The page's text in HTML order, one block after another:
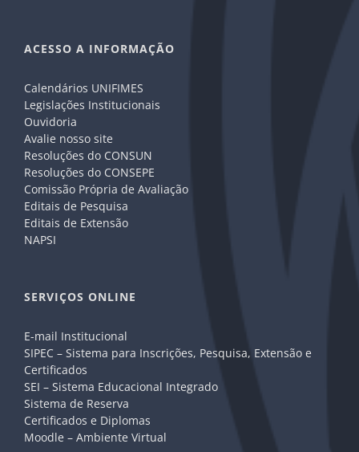
ACESSO A INFORMAÇÃO
Calendários UNIFIMES
Legislações Institucionais
Ouvidoria
Avalie nosso site
Resoluções do CONSUN
Resoluções do CONSEPE
Comissão Própria de Avaliação
Editais de Pesquisa
Editais de Extensão
NAPSI
SERVIÇOS ONLINE
E-mail Institucional
SIPEC – Sistema para Inscrições, Pesquisa, Extensão e
Certificados
SEI – Sistema Educacional Integrado
Sistema de Reserva
Certificados e Diplomas
Moodle – Ambiente Virtual